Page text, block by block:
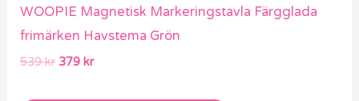
WOOPIE Magnetisk Markeringstavla Färgglada
frimärken Havstema Grön
539kr 379kr